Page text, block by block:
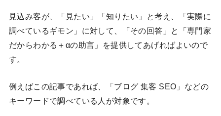
見込み客が、「見たい」「知りたい」と考え、「実際に
調べているギモン」に対して、「その回答」と「専門家
だからわかる＋αの助言」を提供してあげればよいので
す。
例えばこの記事であれば、「ブログ 集客 SEO」などの
キーワードで調べている人が対象です。